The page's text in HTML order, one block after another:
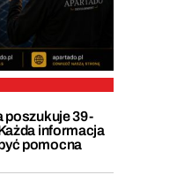
poszukuje 39-
informacja
pomocna